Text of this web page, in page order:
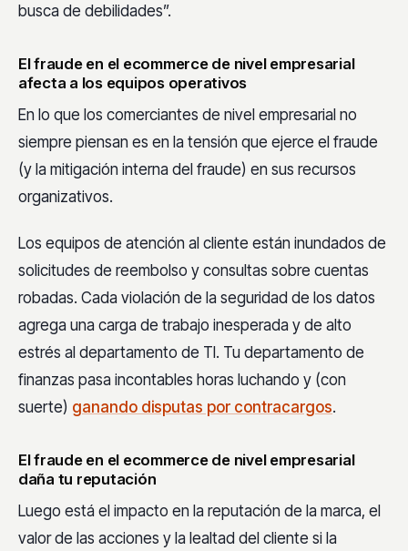
busca de debilidades”.
El fraude en el ecommerce de nivel empresarial
afecta a los equipos operativos
En lo que los comerciantes de nivel empresarial no
siempre piensan es en la tensión que ejerce el fraude
(y la mitigación interna del fraude) en sus recursos
organizativos.
Los equipos de atención al cliente están inundados de
solicitudes de reembolso y consultas sobre cuentas
robadas. Cada violación de la seguridad de los datos
agrega una carga de trabajo inesperada y de alto
estrés al departamento de TI. Tu departamento de
finanzas pasa incontables horas luchando y (con
suerte) ganando disputas por contracargos.
El fraude en el ecommerce de nivel empresarial
daña tu reputación
Luego está el impacto en la reputación de la marca, el
valor de las acciones y la lealtad del cliente si la